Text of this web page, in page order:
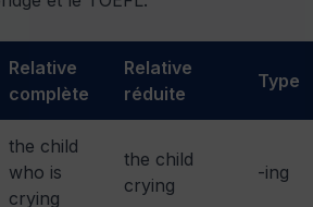
Relative
complète
Relative
réduite
Type
the child
who is
crying
the child
crying
-ing